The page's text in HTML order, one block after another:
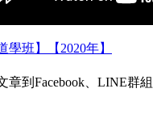
班】【2020年】
到Facebook、LINE群